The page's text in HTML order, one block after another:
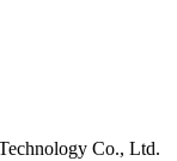
Co., Ltd.